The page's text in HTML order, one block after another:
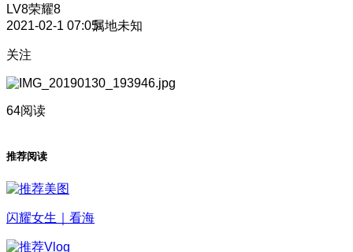
LV8荣耀8
2021-02-1 07:05属地未知
关注
64阅读
推荐阅读
闪耀女生｜看海